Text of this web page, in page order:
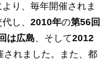
り、毎年開催されま
し、 2010年の第56回
は広島、そして2012
されました。また、都